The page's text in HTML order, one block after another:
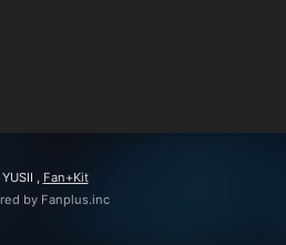
, Fan+Kit
by Fanplus.inc